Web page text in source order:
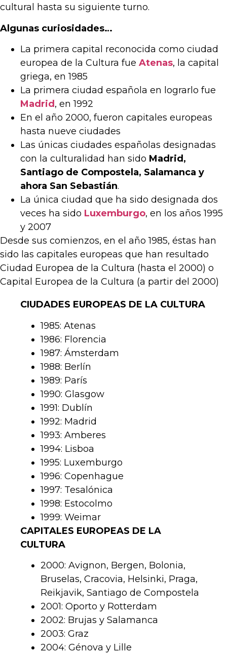
cultural hasta su siguiente turno.
Algunas curiosidades…
La primera capital reconocida como ciudad
europea de la Cultura fue Atenas, la capital
griega, en 1985
La primera ciudad española en lograrlo fue
Madrid , en 1992
En el año 2000, fueron capitales europeas
hasta nueve ciudades
Las únicas ciudades españolas designadas
con la culturalidad han sido Madrid,
Santiago de Compostela, Salamanca y
ahora San Sebastián.
La única ciudad que ha sido designada dos
veces ha sido Luxemburgo, en los años 1995
y 2007
Desde sus comienzos, en el año 1985, éstas han
sido las capitales europeas que han resultado
Ciudad Europea de la Cultura (hasta el 2000) o
Capital Europea de la Cultura (a partir del 2000)
CIUDADES EUROPEAS DE LA CULTURA
1985: Atenas
1986: Florencia
1987: Ámsterdam
1988: Berlín
1989: París
1990: Glasgow
1991: Dublín
1992: Madrid
1993: Amberes
1994: Lisboa
1995: Luxemburgo
1996: Copenhague
1997: Tesalónica
1998: Estocolmo
1999: Weimar
CAPITALES EUROPEAS DE LA
CULTURA
2000: Avignon, Bergen, Bolonia,
Bruselas, Cracovia, Helsinki, Praga,
Reikjavik, Santiago de Compostela
2001: Oporto y Rotterdam
2002: Brujas y Salamanca
2003: Graz
2004: Génova y Lille